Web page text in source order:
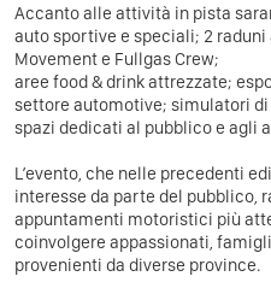
Accanto alle attività in pista
auto sportive e speciali; 2
Movement e Fullgas Crew;
aree food & drink attrezzate;
settore automotive; simulatori
spazi dedicati al pubblico e agli
L’evento, che nelle precedenti
interesse da parte del pubblico,
appuntamenti motoristici più
coinvolgere appassionati,
provenienti da diverse province.